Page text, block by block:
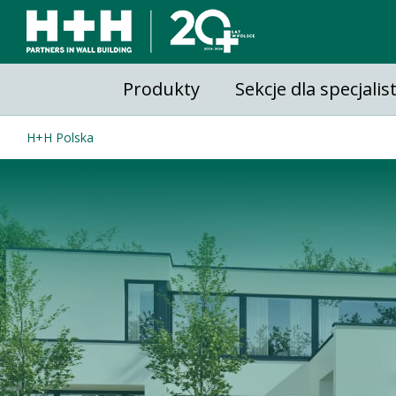
Produkty Sekcje dla
H+H Polska